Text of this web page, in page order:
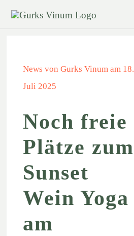
Zum
News von Gurks Vinum am 18.
Juli 2025
Noch freie
Plätze zum
Sunset
Wein Yoga
am